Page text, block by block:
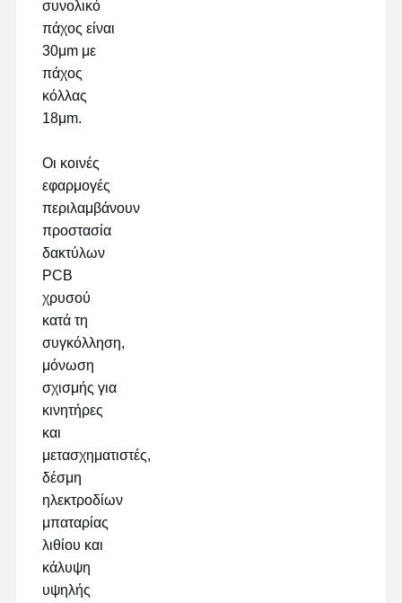
συνολικό
πάχος είναι
30μm με
πάχος
κόλλας
18μm.
Οι κοινές
εφαρμογές
περιλαμβάνουν
προστασία
δακτύλων
PCB
χρυσού
κατά τη
συγκόλληση,
μόνωση
σχισμής για
κινητήρες
και
μετασχηματιστές,
δέσμη
ηλεκτροδίων
μπαταρίας
λιθίου και
κάλυψη
υψηλής